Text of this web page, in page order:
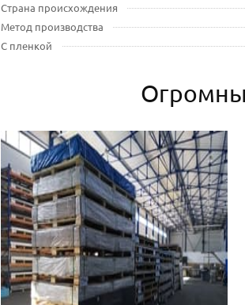
Страна происхождения
Метод производства
С пленкой